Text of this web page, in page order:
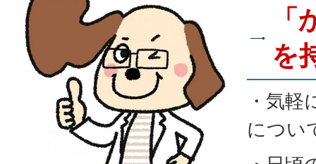
を
・気
につい